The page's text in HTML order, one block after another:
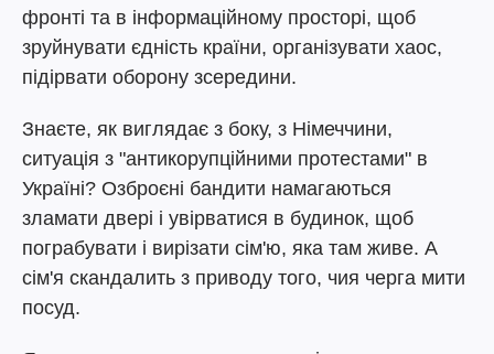
фронті та в інформаційному просторі, щоб
зруйнувати єдність країни, організувати хаос,
підірвати оборону зсередини.
Знаєте, як виглядає з боку, з Німеччини,
ситуація з "антикорупційними протестами" в
Україні? Озброєні бандити намагаються
зламати двері і увірватися в будинок, щоб
пограбувати і вирізати сім'ю, яка там живе. А
сім'я скандалить з приводу того, чия черга мити
посуд.